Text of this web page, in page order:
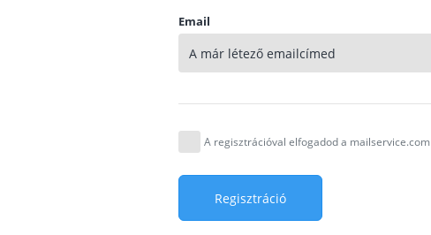
Email
A regisztrációval elfogadod a mailservice.com
Regisztráció